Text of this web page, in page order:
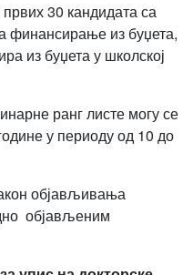
30 кандидата са
финансирање из буџета,
из буџета у школској
ранг листе могу се
у периоду од 10 до
објављивања
објављеним